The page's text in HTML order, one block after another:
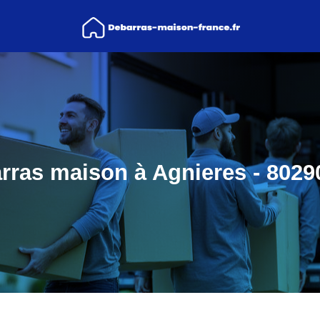
maison à Agnieres -